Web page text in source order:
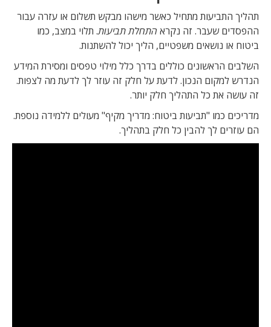
תהליך התביעות מתחיל כאשר מישהו מבקש תשלום או עזרה עבור
ההפסדים שעבר. זה נקרא התחלת תביעות. תלוי במצב, כמו
ביטוח או נושאים משפטיים, הליך יכול להשתנות.
השלבים הראשונים כוללים בדרך כלל מילוי טפסים ומסירת המידע
הנדרש למקום הנכון. לדעת על חלק זה עוזר לך לדעת מה לצפות.
זה עושה את כל התהליך חלק יותר.
מדריכים כמו "תביעות ביטוח: מדריך מקיף" מעולים ללמידה נוספת.
הם עוזרים לך להבין כל חלק בתהליך.